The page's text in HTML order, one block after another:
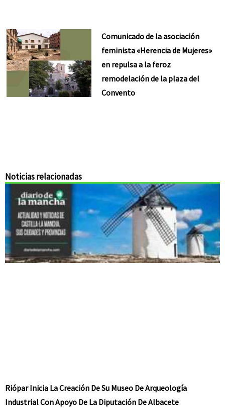
Comunicado de la asociación
feminista «Herencia de Mujeres»
en repulsa a la feroz
remodelación de la plaza del
Convento
Noticias relacionadas
Riópar Inicia La Creación De Su Museo De Arqueología
Industrial Con Apoyo De La Diputación De Albacete